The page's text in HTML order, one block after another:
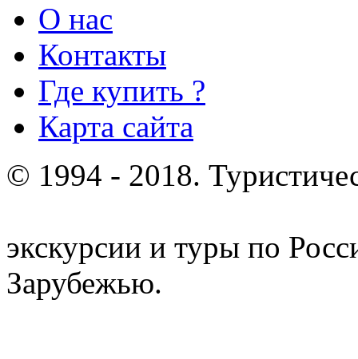
О нас
Контакты
Где купить ?
Карта сайта
© 1994 - 2018.
экскурсии и туры по
Зарубежью.